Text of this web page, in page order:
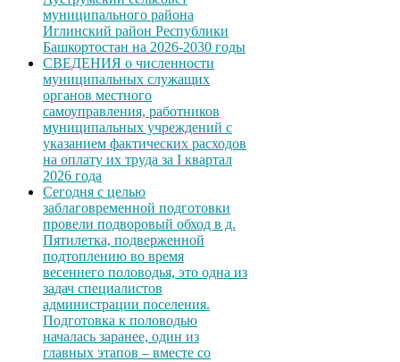
муниципального района
Иглинский район Республики
Башкортостан на 2026-2030 годы
СВЕДЕНИЯ о численности
муниципальных служащих
органов местного
самоуправления, работников
муниципальных учреждений с
указанием фактических расходов
на оплату их труда за I квартал
2026 года
Сегодня с целью
заблаговременной подготовки
провели подворовый обход в д.
Пятилетка, подверженной
подтоплению во время
весеннего половодья, это одна из
задач специалистов
администрации поселения.
Подготовка к половодью
началась заранее, один из
главных этапов – вместе со